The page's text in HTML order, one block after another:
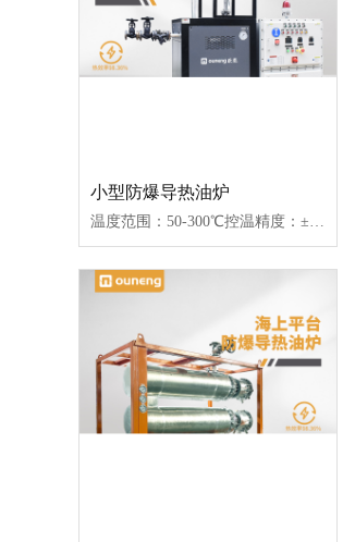
小型防爆导热油炉